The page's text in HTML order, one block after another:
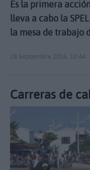
Es la primera
lleva a cabo la
la mesa de trabajo
28 Septiembre 2016, 10:44
Carreras de